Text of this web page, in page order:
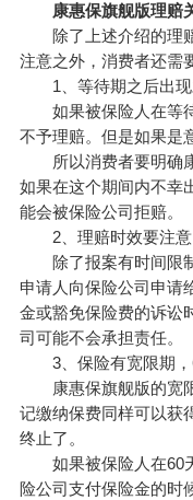
康惠保旗舰版理赔
除了上述介绍的理赔
注意之外，消费者还需
1、等待期之后出现
如果被保险人在等待
不予理赔。但是如果是
所以消费者要明确康
如果在这个期间内不幸
能会被保险公司拒赔。
2、理赔时效要注意
除了报案有时间限制
申请人向保险公司申请
金或豁免保险费的诉讼
司可能不会承担责任。
3、保险有宽限期，
康惠保旗舰版的宽限
记缴纳保费同样可以获
终止了。
如果被保险人在60天
险公司支付保险金的时